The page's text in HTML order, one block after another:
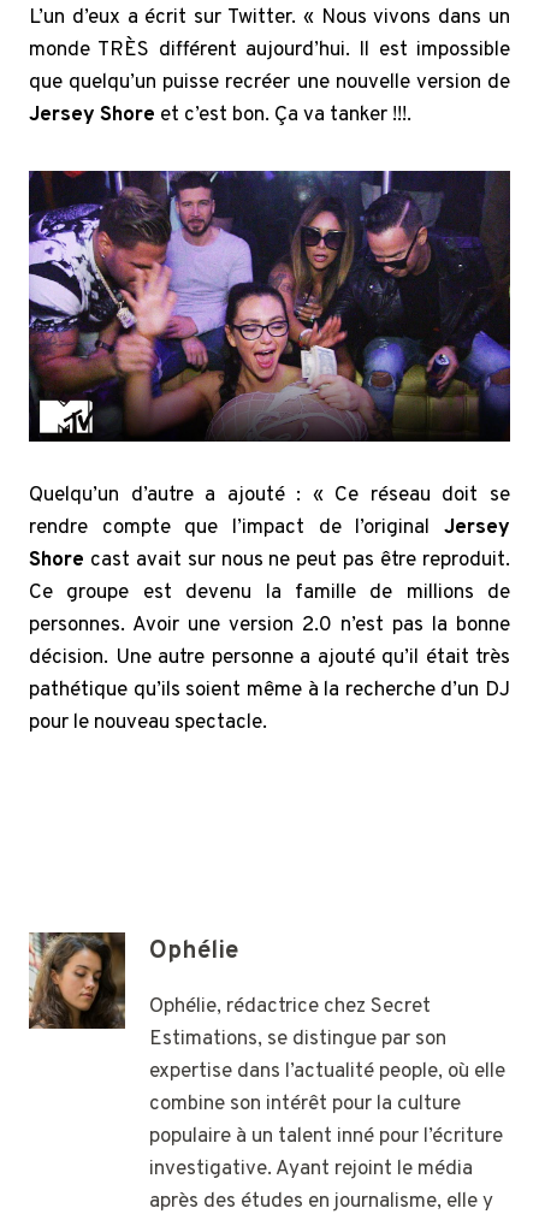
L’un d’eux a écrit sur Twitter. « Nous vivons dans un
monde TRÈS différent aujourd’hui. Il est impossible
que quelqu’un puisse recréer une nouvelle version de
Jersey Shore et c’est bon. Ça va tanker !!!.
Quelqu’un d’autre a ajouté : « Ce réseau doit se
rendre compte que l’impact de l’original Jersey
Shore cast avait sur nous ne peut pas être reproduit.
Ce groupe est devenu la famille de millions de
personnes. Avoir une version 2.0 n’est pas la bonne
décision. Une autre personne a ajouté qu’il était très
pathétique qu’ils soient même à la recherche d’un DJ
pour le nouveau spectacle.
Ophélie
Ophélie, rédactrice chez Secret
Estimations, se distingue par son
expertise dans l’actualité people, où elle
combine son intérêt pour la culture
populaire à un talent inné pour l’écriture
investigative. Ayant rejoint le média
après des études en journalisme, elle y